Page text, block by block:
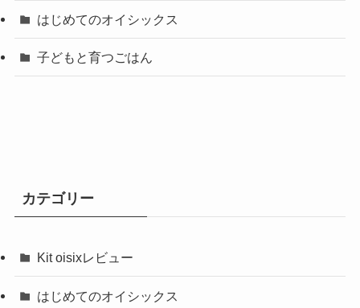
はじめてのオイシックス
子どもと育つごはん
カテゴリー
Kit oisixレビュー
はじめてのオイシックス